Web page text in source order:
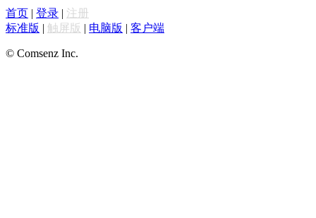
首页 | 登录 | 注册
标准版 | 触屏版 | 电脑版 | 客户端
© Comsenz Inc.